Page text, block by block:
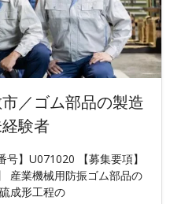
／ゴム部品の製造
経験者
号】U071020 【募集要項】
産業機械用防振ゴム部品の
成形工程の